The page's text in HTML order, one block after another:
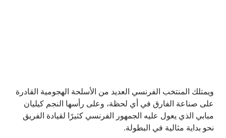
ويمتلك المنتخب الفرنسي العديد من الأسلحة الهجومية القادرة
على صناعة الفارق في أي لحظة، وعلى رأسها النجم كيليان
مبابي الذي يعول عليه الجمهور الفرنسي كثيرًا لقيادة الفريق
نحو بداية مثالية في البطولة.